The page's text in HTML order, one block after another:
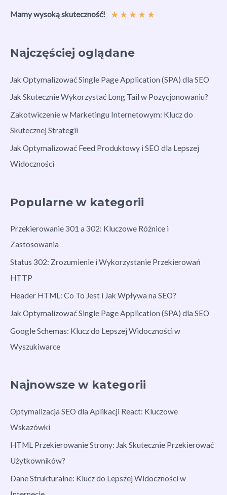
Mamy wysoką skuteczność! ★★★★★
Najczęściej oglądane
Jak Optymalizować Single Page Application (SPA) dla SEO
Jak Skutecznie Wykorzystać Long Tail w Pozycjonowaniu?
Zakotwiczenie w Marketingu Internetowym: Klucz do
Skutecznej Strategii
Jak Optymalizować Feed Produktowy i SEO dla Lepszej
Widoczności
Popularne w kategorii
Przekierowanie 301 a 302: Kluczowe Różnice i
Zastosowania
Status 302: Zrozumienie i Wykorzystanie Przekierowań
HTTP
Header HTML: Co To Jest i Jak Wpływa na SEO?
Jak Optymalizować Single Page Application (SPA) dla SEO
Google Schemas: Klucz do Lepszej Widoczności w
Wyszukiwarce
Najnowsze w kategorii
Optymalizacja SEO dla Aplikacji React: Kluczowe
Wskazówki
HTML Przekierowanie Strony: Jak Skutecznie Przekierować
Użytkowników?
Dane Strukturalne: Klucz do Lepszej Widoczności w